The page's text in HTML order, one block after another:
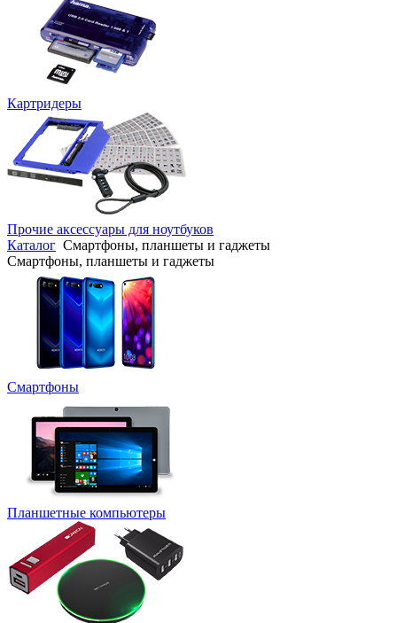
Картридеры
Прочие аксессуары для ноутбуков
Каталог Смартфоны, планшеты и гаджеты
Смартфоны, планшеты и гаджеты
Смартфоны
Планшетные компьютеры